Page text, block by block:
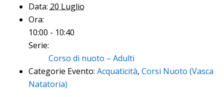
Data: 20 Luglio
Ora:
10:00 - 10:40
Serie:
Corso di nuoto – Adulti
Categorie Evento: Acquaticità, Corsi Nuoto (Vasca
Natatoria)